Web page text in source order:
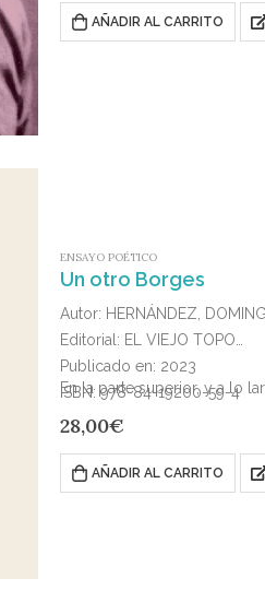
AÑADIR AL CARRITO
ENSAYO POÉTICO
Un otro Borges
Autor: HERNÁNDEZ,
Editorial: EL VIEJO TOPO
Publicado en: 2023
ISBN: 978-84-19200-59-4
En la parte superior, y a lo
28,00€
AÑADIR AL CARRITO